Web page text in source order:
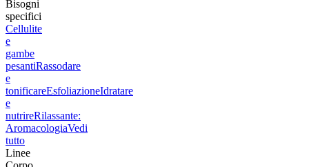
Bisogni
specifici
Cellulite
e
gambe
pesantiRassodare
e
tonificareEsfoliazioneIdratare
e
nutrireRilassante:
AromacologiaVedi
tutto
Linee